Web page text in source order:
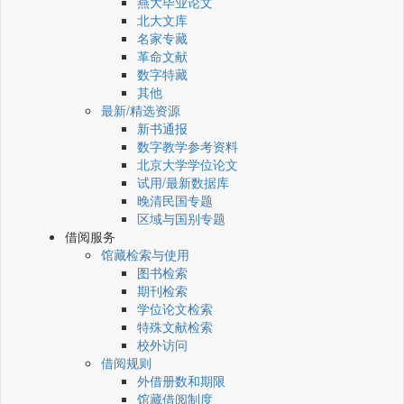
北大文库
名家专藏
革命文献
数字特藏
其他
最新/精选资源
新书通报
数字教学参考资料
北京大学学位论文
试用/最新数据库
晚清民国专题
区域与国别专题
借阅服务
馆藏检索与使用
图书检索
期刊检索
学位论文检索
特殊文献检索
校外访问
借阅规则
外借册数和期限
馆藏借阅制度